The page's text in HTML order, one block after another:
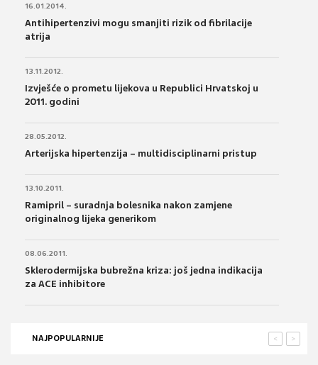
16.01.2014.
Antihipertenzivi mogu smanjiti rizik od fibrilacije
atrija
13.11.2012.
Izvješće o prometu lijekova u Republici Hrvatskoj u
2011. godini
28.05.2012.
Arterijska hipertenzija – multidisciplinarni pristup
13.10.2011.
Ramipril – suradnja bolesnika nakon zamjene
originalnog lijeka generikom
08.06.2011.
Sklerodermijska bubrežna kriza: još jedna indikacija
za ACE inhibitore
NAJPOPULARNIJE >
<